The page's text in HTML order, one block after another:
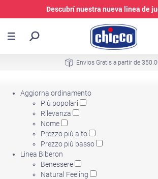
Descubrí nuestra nueva linea de
Envios Gratis a partir de
Aggiorna ordinamento
Più popolari
Rilevanza
Nome
Prezzo più alto
Prezzo più basso
Linea Biberon
Benessere
Natural Feeling